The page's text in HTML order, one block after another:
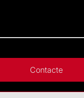
Contacte